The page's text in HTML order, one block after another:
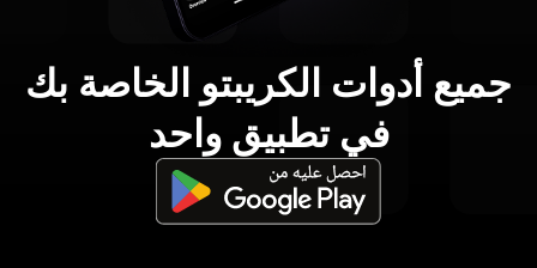
جميع أدوات الكريبتو الخاصة بك
في تطبيق واحد